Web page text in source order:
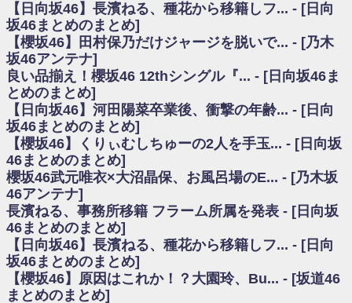
欅坂/日向坂46まとめのまとめ / 【櫻坂46】田村保乃だけジャージを脱いで
いた理由
日向坂46まとめのまとめ / 【日向坂46】若林さん「笑えないぐらい師匠だ
から」佐々木久美と卒業後初の共演の様子がこちら！【激レアさん】
日向坂46まとめのまとめ / 【元日向坂46】情報解禁前で言えない！？丹生
ちゃん、メンバーと会った模様
乃木坂欅坂まとめのまとめ / 【日向坂46】この月、何かあるのか！？『お
願いバッハ！』ミーグリ日程がこちら
欅坂/日向坂46まとめのまとめ / 【櫻坂46】ミーグリで喧嘩！？山下瞳月、
これはマジギレしてる
乃木坂46アンテナ / 【櫻坂46】ハリソン守屋「ゆーづのせいです」【ラヴ
ィット!】
乃木坂あんてな ～乃木坂46・欅坂46・日向坂46のニュース・情報・話題
をピックアップ / 良い品揃え！櫻坂46 12thシングル『Make or Break』オフィ
シャルグッズ絶賛販売受付中
日向坂46まとめのまとめ / 【日向坂46】この月、何かあるのか！？『お願
いバッハ！』ミーグリ日程がこちら
日向坂46まとめのまとめ / 【元日向坂46】この卒業生、めちゃくちゃテレ
ビで見かけるな
欅坂/日向坂46まとめのまとめ / 【櫻坂46】リアルミーグリであの販売も！
『Make or Break』オフィシャルグッズ解禁
【日向坂46】長濱ねる、種花から移籍しフ... - [日向
坂46まとめのまとめ]
【櫻坂46】田村保乃だけジャージを脱いで... - [乃木
坂46アンテナ]
良い品揃え！櫻坂46 12thシングル『... - [日向坂46ま
とめのまとめ]
【日向坂46】河田陽菜卒業後、衝撃の年齢... - [日向
坂46まとめのまとめ]
【櫻坂46】くりぃむしちゅーの2人を手玉... - [日向坂
46まとめのまとめ]
櫻坂46武元唯衣×大沼晶保、お風呂場のE... - [乃木坂
46アンテナ]
長濱ねる、事務所移籍 フラーム所属を発表 - [日向坂
46まとめのまとめ]
【日向坂46】長濱ねる、種花から移籍しフ... - [日向
坂46まとめのまとめ]
【櫻坂46】原因はこれか！？大園玲、Bu... - [坂道46
まとめのまとめ]